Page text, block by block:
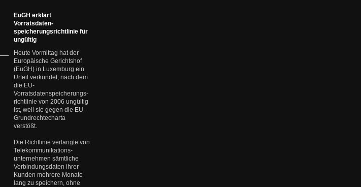
EuGH erklärt
Vorratsdaten-
speicherungsrichtlinie für
ungültig
Heute Vormittag hat der
Europäische Gerichtshof
(EuGH) in Luxemburg ein
Urteil verkündet, nach dem
die EU-
Vorratsdatenspeicherungs-
richtlinie von 2006 ungültig
ist, weil sie gegen die EU-
Grundrechtecharta
verstößt.
Die Richtlinie verlangte von
Telekommunikations-
unternehmen sämtliche
Verbindungsdaten ihrer
Kunden mehrere Monate
lang zu speichern, ohne